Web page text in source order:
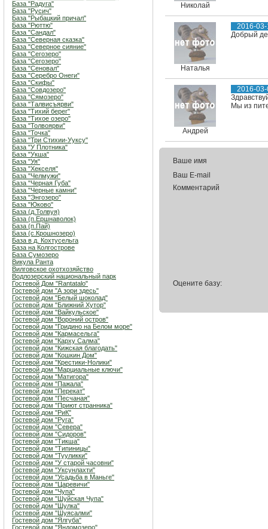
База "Радуга"
База "Русич"
База "Рыбацкий причал"
База "Рюттю"
База "Сандал"
База "Северная сказка"
База "Северное сияние"
База "Сегозеро"
База "Сегозеро"
База "Сеновал"
База "Серебро Онеги"
База "Скифы"
База "Совдозеро"
База "Сямозеро"
База "Талвисъярви"
База "Тихий берег"
База "Тихое озеро"
База "Толвоярви"
База "Точка"
База "Три Стихии-Ууксу"
База "У Плотника"
База "Укша"
База "Уя"
База "Хекселя"
База "Челмужи"
База "Черная Губа"
База "Черные камни"
База "Энгозеро"
База "Юково"
База (д.Толвуя)
База (п.Ершнаволок)
База (п.Пай)
База (с.Крошнозеро)
База в д. Кохтусельга
База на Колгострове
База Сумозеро
Викула Ранта
Вилговское охотхозяйство
Водлозерский национальный парк
Гостевой Дом "Rantatalo"
Гостевой дом "А зори здесь"
Гостевой дом "Белый шоколад"
Гостевой дом "Ближний Хутор"
Гостевой дом "Вайкульское"
Гостевой дом "Вороний остров"
Гостевой дом "Гридино на Белом море"
Гостевой дом "Кармасельга"
Гостевой дом "Карху Салма"
Гостевой дом "Кижская благодать"
Гостевой дом "Кошкин Дом"
Гостевой дом "Крестики-Нолики"
Гостевой дом "Марциальные ключи"
Гостевой дом "Матигора"
Гостевой дом "Пажала"
Гостевой дом "Перекат"
Гостевой дом "Песчаная"
Гостевой дом "Приют странника"
Гостевой дом "РиК"
Гостевой дом "Руга"
Гостевой дом "Севера"
Гостевой дом "Сидоров"
Гостевой дом "Тикша"
Гостевой дом "Типиницы"
Гостевой дом "Тууликки"
Гостевой дом "У старой часовни"
Гостевой дом "Уксунлахти"
Гостевой дом "Усадьба в Маньге"
Гостевой дом "Царевичи"
Гостевой дом "Чупа"
Гостевой дом "Шуйская Чупа"
Гостевой дом "Шулка"
Гостевой дом "Шуясалми"
Гостевой дом "Ялгуба"
Гостевой дом "Яндомозеро"
Николай
Наталья
2016-
Добрый
Андрей
2016-
Мы из
Ваше имя
Ваш E-mail
Комментарий
Оцените базу: